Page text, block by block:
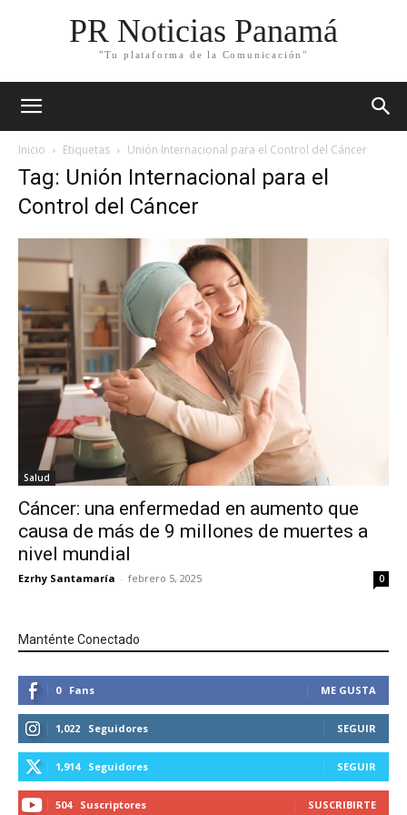
PR Noticias Panamá
"Tu plataforma de la Comunicación"
Inicio Etiquetas Unión Internacional para el Control del Cáncer
Tag: Unión Internacional para el
Control del Cáncer
Salud
Cáncer: una enfermedad en aumento que
causa de más de 9 millones de muertes a
nivel mundial
Ezrhy Santamaría - febrero 5, 2025 0
Manténte Conectado
0 Fans ME GUSTA
1,022 Seguidores SEGUIR
1,914 Seguidores SEGUIR
504 Suscriptores SUSCRIBIRTE